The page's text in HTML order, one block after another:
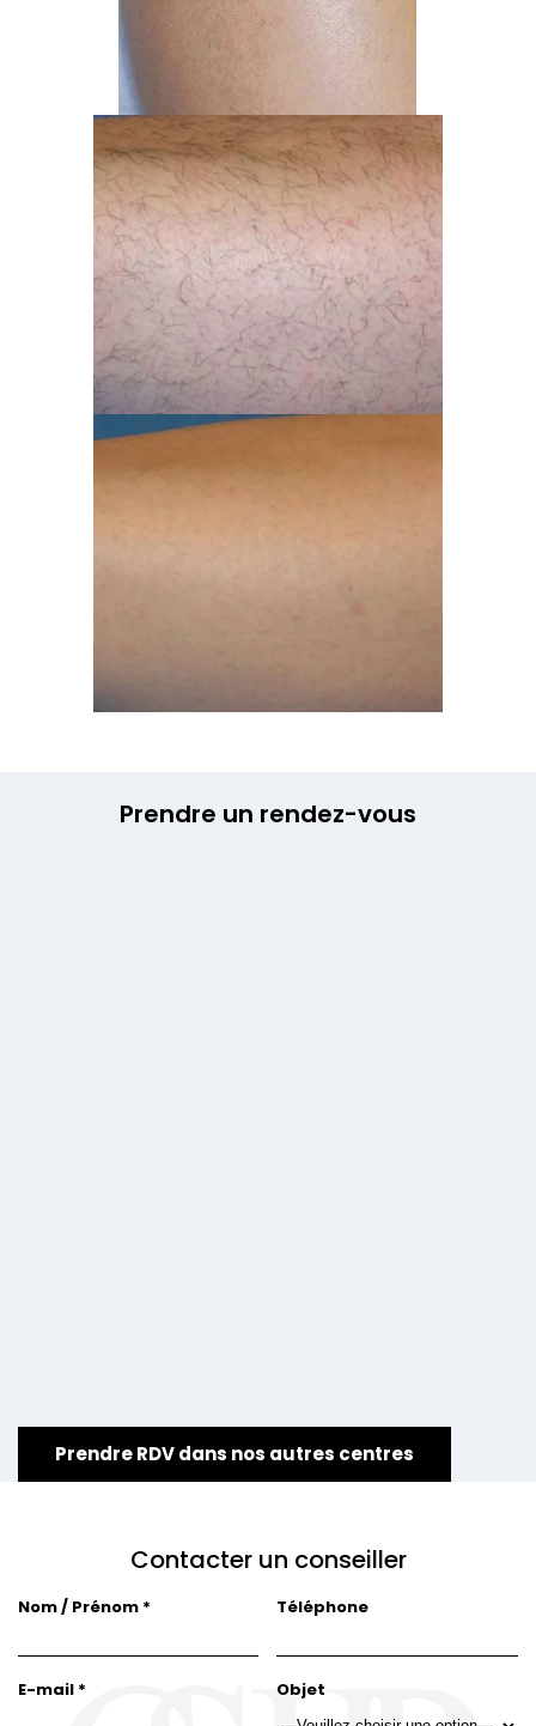
électrique à l’électrolyse pour les poils
persistants afin d’obtenir un résultat impeccable
des surfaces à traiter.
Faire pour une épilation des jambes complètes
vous apportent de multiples avantages au
quotidien.
Prendre un rendez-vous
Prendre RDV dans nos autres centres
Contacter un conseiller
Nom / Prénom * Téléphone
E-mail * Objet